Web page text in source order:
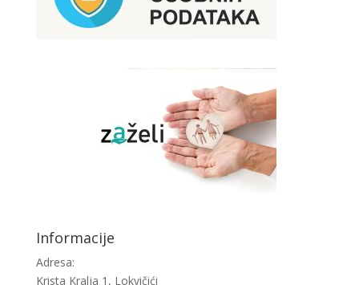
Informacije
Adresa:
Krista Kralja 1, Lokvičići